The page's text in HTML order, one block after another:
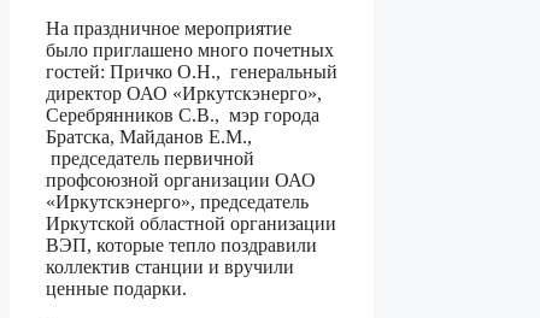
На праздничное мероприятие
было приглашено много почетных
гостей: Причко О.Н., генеральный
директор ОАО «Иркутскэнерго»,
Серебрянников С.В., мэр города
Братска, Майданов Е.М.,
председатель первичной
профсоюзной организации ОАО
«Иркутскэнерго», председатель
Иркутской областной организации
ВЭП, которые тепло поздравили
коллектив станции и вручили
ценные подарки.